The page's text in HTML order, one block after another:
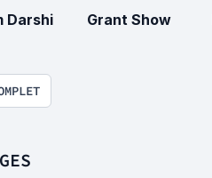
Darshi Grant Show